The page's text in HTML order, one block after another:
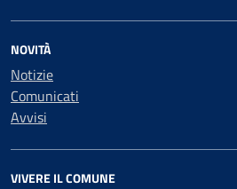
NOVITÀ
Notizie
Comunicati
Avvisi
VIVERE IL COMUNE